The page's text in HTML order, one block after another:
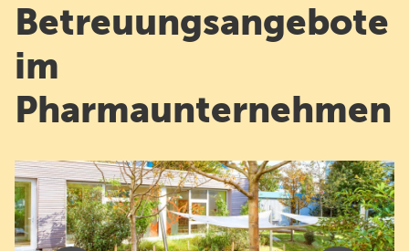
Betreuungsangebote
im
Pharmaunternehmen